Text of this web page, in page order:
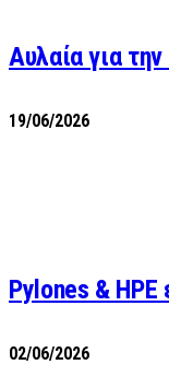
Αυλαία για
19/06/2026
Pylones & HPE
02/06/2026